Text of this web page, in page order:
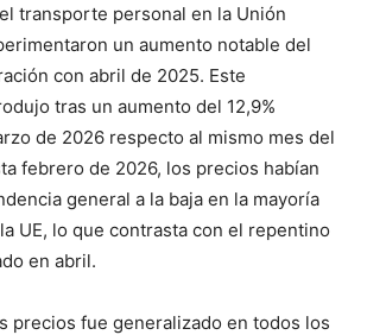
transporte personal en la Unión
un aumento notable del
con abril de 2025. Este
tras un aumento del 12,9%
de 2026 respecto al mismo mes del
febrero de 2026, los precios habían
general a la baja en la mayoría
UE, lo que contrasta con el repentino
en abril.
precios fue generalizado en todos los